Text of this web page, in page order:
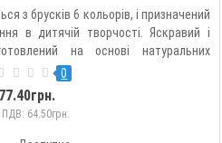
з брусків 6 кольорів, і призначений
в дитячій творчості. Яскравий і
на основі натуральних
і не прилипає до рук, ідеально
один з одним, отри..
0
77.40грн.
ПДВ: 64.50грн.